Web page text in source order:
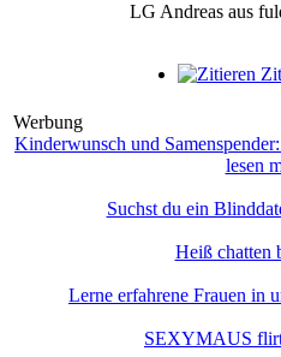
LG Andreas aus
Werbung
Kinderwunsch und
lesen
Suchst du ein
Heiß chatten
Lerne erfahrene Frauen in
SEXYMAUS